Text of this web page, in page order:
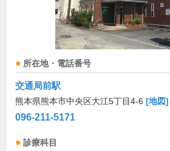
所在地・電話番号
交通局前駅
熊本県熊本市中央区大江5丁目4-6 [地図]
096-211-5171
診療科目